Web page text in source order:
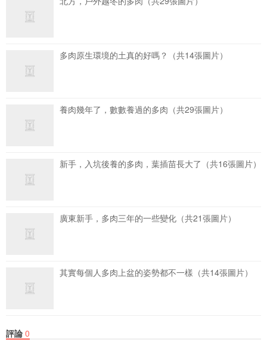
多肉原生環境的土真的好嗎？（共14張圖片）
養肉幾年了，數數養過的多肉（共29張圖片）
新手，入坑後養的多肉，葉插苗長大了（共16張圖片）
廣東新手，多肉三年的一些變化（共21張圖片）
其實每個人多肉上盆的姿勢都不一樣（共14張圖片）
評論 0